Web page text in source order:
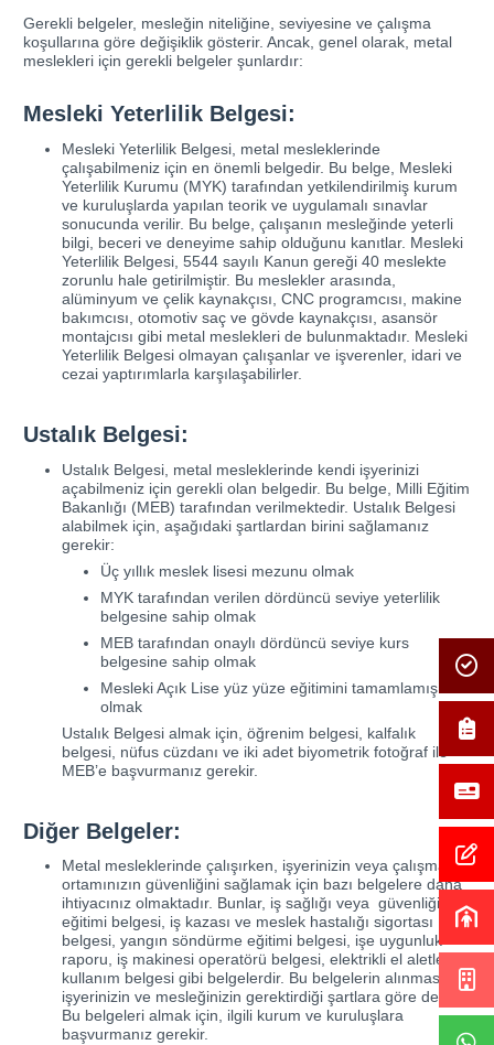
Gerekli belgeler, mesleğin niteliğine, seviyesine ve çalışma
koşullarına göre değişiklik gösterir. Ancak, genel olarak, metal
meslekleri için gerekli belgeler şunlardır:
Mesleki Yeterlilik Belgesi:
Mesleki Yeterlilik Belgesi, metal mesleklerinde
çalışabilmeniz için en önemli belgedir. Bu belge, Mesleki
Yeterlilik Kurumu (MYK) tarafından yetkilendirilmiş kurum
ve kuruluşlarda yapılan teorik ve uygulamalı sınavlar
sonucunda verilir. Bu belge, çalışanın mesleğinde yeterli
bilgi, beceri ve deneyime sahip olduğunu kanıtlar. Mesleki
Yeterlilik Belgesi, 5544 sayılı Kanun gereği 40 meslekte
zorunlu hale getirilmiştir. Bu meslekler arasında,
alüminyum ve çelik kaynakçısı, CNC programcısı, makine
bakımcısı, otomotiv saç ve gövde kaynakçısı, asansör
montajcısı gibi metal meslekleri de bulunmaktadır. Mesleki
Yeterlilik Belgesi olmayan çalışanlar ve işverenler, idari ve
cezai yaptırımlarla karşılaşabilirler.
Ustalık Belgesi:
Ustalık Belgesi, metal mesleklerinde kendi işyerinizi
açabilmeniz için gerekli olan belgedir. Bu belge, Milli Eğitim
Bakanlığı (MEB) tarafından verilmektedir. Ustalık Belgesi
alabilmek için, aşağıdaki şartlardan birini sağlamanız
gerekir:
Üç yıllık meslek lisesi mezunu olmak
MYK tarafından verilen dördüncü seviye yeterlilik
belgesine sahip olmak
MEB tarafından onaylı dördüncü seviye kurs
belgesine sahip olmak
Mesleki Açık Lise yüz yüze eğitimini tamamlamış
olmak
Ustalık Belgesi almak için, öğrenim belgesi, kalfalık
belgesi, nüfus cüzdanı ve iki adet biyometrik fotoğraf ile
MEB’e başvurmanız gerekir.
Diğer Belgeler:
Metal mesleklerinde çalışırken, işyerinizin veya çalışma
ortamınızın güvenliğini sağlamak için bazı belgelere daha
ihtiyacınız olmaktadır. Bunlar, iş sağlığı veya güvenliği
eğitimi belgesi, iş kazası ve meslek hastalığı sigortası
belgesi, yangın söndürme eğitimi belgesi, işe uygunluk
raporu, iş makinesi operatörü belgesi, elektrikli el aletleri
kullanım belgesi gibi belgelerdir. Bu belgelerin alınması,
işyerinizin ve mesleğinizin gerektirdiği şartlara göre değişir.
Bu belgeleri almak için, ilgili kurum ve kuruluşlara
başvurmanız gerekir.